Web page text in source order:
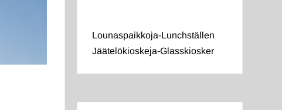
Lounaspaikkoja-Lunchställen
Jäätelökioskeja-Glasskiosker